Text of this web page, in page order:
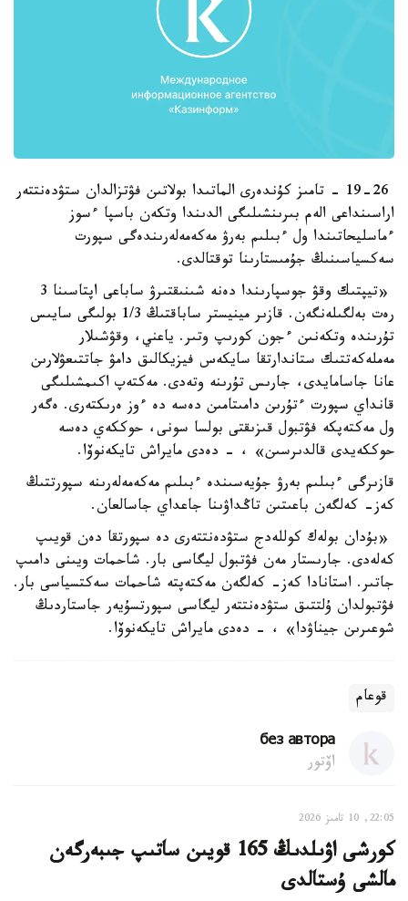
19-26 - تامىز كۇندەرى الماتىدا بولاتىن فۋتزالدان ستۋدەنتتەر
اراسىنداعى الەم بىرىنشىلىگى الدىندا وتكەن باسپا ءسوز
ءماسليحاتىندا ول ءبىلىم بەرۋ مەكەمەلەرىندەگى سپورت
سەكسياسىنىڭ جۇمىستارىنا توقتالدى.
«تيپتىك وقۋ جوسپارىندا دەنە شىنىقتىرۋ ساباعى اپتاسىنا 3
رەت بەلگىلەنگەن. قازىر مينيستر ساباقتىڭ 1/3 بولىگى سايىس
تۇرىندە وتكەنىن ءجون كورىپ وتىر. ياعني، وقۋشىلار
مەملەكەتتىك ستاندارتقا سايكەس فيزيكالىق دامۋ جاتتىعۋلارىن
عانا جاسامايدى، جارىس تۇرىنە وتەدى. مەكتەپ اكىمشىلىگى
قانداي سپورت ءتۇرىن دامىتامىن دەسە دە ءوز ەرىكتەرى. ەگەر
ول مەكتەپكە فۋتبول قىزىقتى بولسا سونى، حوككەي دەسە
حوككەيدى قالدىرسىن» ، - دەدى مايراش تايكەنوۆا.
قازىرگى ءبىلىم بەرۋ جۇيەسىندە ءبىلىم مەكەمەلەرىنە سپورتتىڭ
كەز- كەلگەن باعىتىن تاڭداۋىنا جاعداي جاسالعان.
«بۇدان بولەك كوللەدج ستۋدەنتتەرى دە سپورتقا دەن قويىپ
كەلەدى. جارىستار مەن فۋتبول ليگاسى بار. شاحمات ويىنى دامىپ
جاتىر. استانادا كەز- كەلگەن مەكتەپتە شاحمات سەكتسياسى بار.
فۋتبولدان ۇلتتىق ستۋدەنتتەر ليگاسى سپورتسۇيەر جاستاردىڭ
شوعىرىن جيناۋدا» ، - دەدى مايراش تايكەنوۆا.
قوعام
без автора
اۆتور
22:05, 10 تامىز 2026
كورشى اۋىلدىڭ 165 قويىن ساتىپ جىبەرگەن
مالشى ۇستالدى